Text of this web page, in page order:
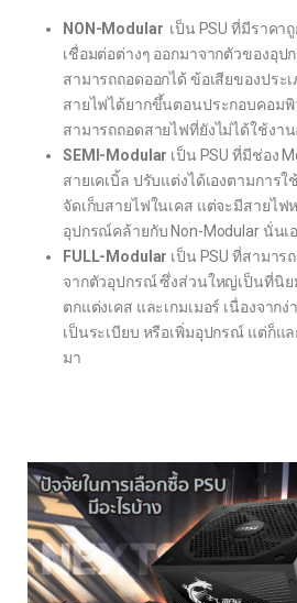
NON-Modular เป็น PSU ที่มีราคา
เชื่อมต่อต่างๆ ออกมาจากตัวของอุป
สามารถถอดออกได้ ข้อเสียของประ
สายไฟได้ยากขึ้นตอนประกอบคอมพิ
สามารถถอดสายไฟที่ยังไม่ได้ใช้งา
SEMI-Modular เป็น PSU ที่มีช่อง
สายเคเบิ้ล ปรับแต่งได้เองตามการ
จัดเก็บสายไฟในเคส แต่จะมีสายไฟ
อุปกรณ์คล้ายกับ Non-Modular นั่นเ
FULL-Modular เป็น PSU ที่สามาร
จากตัวอุปกรณ์ ซึ่งส่วนใหญ่เป็นที่นิ
ตกแต่งเคส และเกมเมอร์ เนื่องจาก
เป็นระเบียบ หรือเพิ่มอุปกรณ์ แต่ก็แ
มา